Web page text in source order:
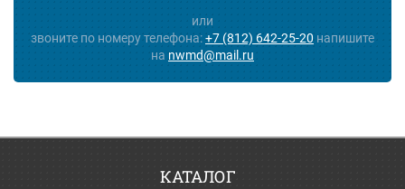
или
звоните по номеру телефона:+7 (812) 642-25-20 напишите
на nwmd@mail.ru
КАТАЛОГ